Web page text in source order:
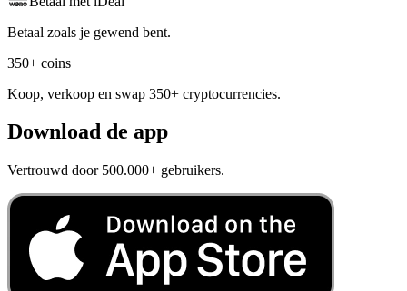
Betaal zoals je gewend bent.
350+ coins
Koop, verkoop en swap 350+ cryptocurrencies.
Download de app
Vertrouwd door 500.000+ gebruikers.